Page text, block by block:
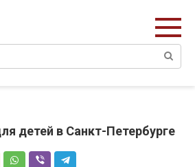
детей в Санкт-Петербурге